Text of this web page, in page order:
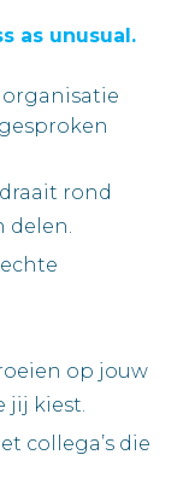
as unusual.
rond
op jouw
kiest.
collega’s die